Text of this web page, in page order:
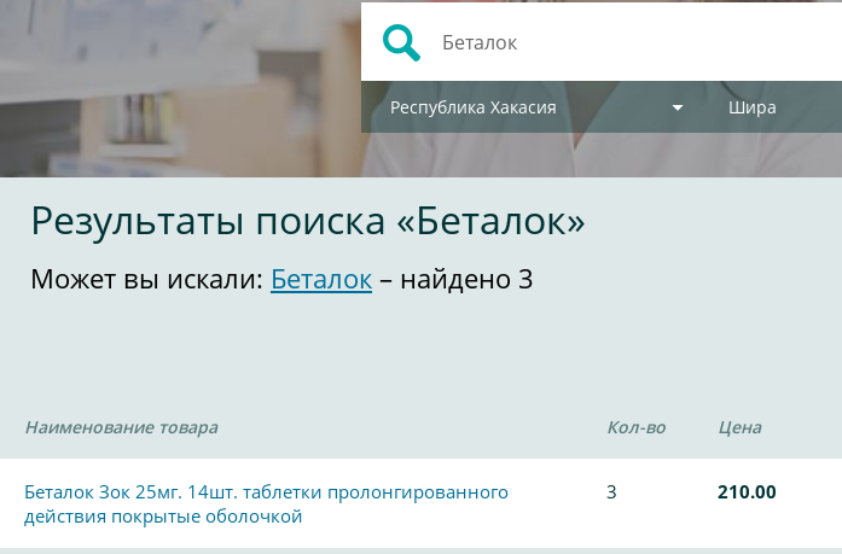
Республика Хакасия Шира
Результаты поиска «Беталок»
Может вы искали: Беталок – найдено 3
Наименование товара Кол-во Цена
Беталок Зок 25мг. 14шт. таблетки пролонгированного
действия покрытые оболочкой
3 210.00